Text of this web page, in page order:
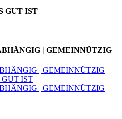
GUT IST
| GEMEINNÜTZIG
| GEMEINNÜTZIG
GUT IST
| GEMEINNÜTZIG